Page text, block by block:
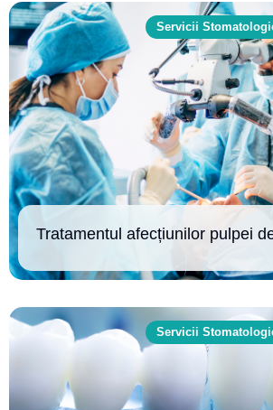
Servicii
Tratamentul afecțiunilor pulpei
Servicii